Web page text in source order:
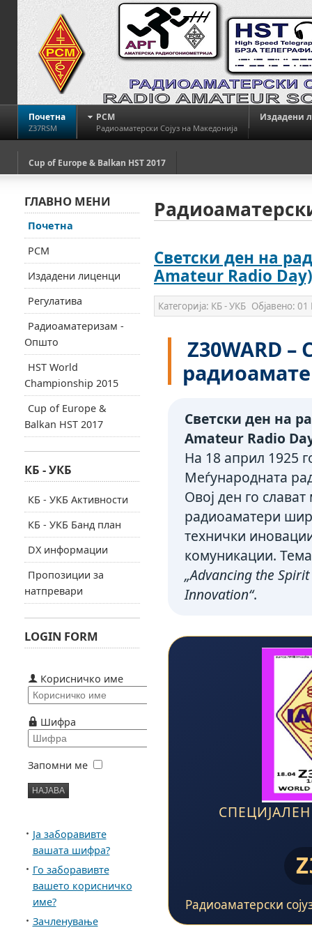
Почетна
Z37RSM
РСМ
Радиоаматерски Сојуз на Македонија
Издадени
Cup of Europe & Balkan HST 2017
Светски ден на
Amateur Radio
Категорија: КБ - УКБ Објавено: 01
Z30WARD –
Светски ден на
Amateur Radio
На 18 април 1925
Меѓународната
Овој ден го
радиоаматери
технички
комуникации.
„Advancing the
Innovation“.
Радиоаматерски
ГЛАВНО МЕНИ
Почетна
РСМ
Издадени лиценци
Регулатива
Радиоаматеризам -
Општо
HST World
Championship 2015
Cup of Europe &
Balkan HST 2017
КБ - УКБ
КБ - УКБ Активности
КБ - УКБ Банд план
DX информации
Пропозиции за
натпревари
LOGIN FORM
Корисничко име
Шифра
Запомни ме
Ја заборавивте
вашата шифра?
Го заборавивте
вашето корисничко
име?
Зачленување